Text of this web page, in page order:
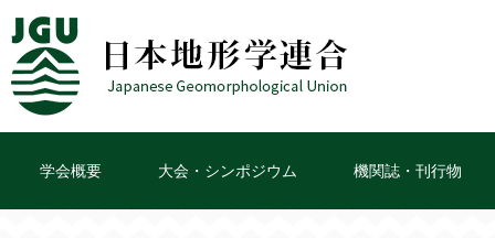
学会概要 大会・シンポジウム 機関誌・刊行物